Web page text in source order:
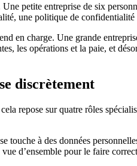
petite entreprise de six
une politique de
en charge. Une grande
les opérations et la paie, et
discrètement
repose sur quatre rôles
touche à des données
d’ensemble pour le faire